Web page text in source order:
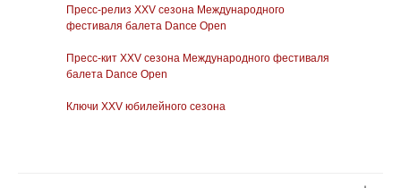
Пресс-релиз XXV сезона Международного
фестиваля балета Dance Open
Пресс-кит XXV сезона Международного фестиваля
балета Dance Open
Ключи XXV юбилейного сезона